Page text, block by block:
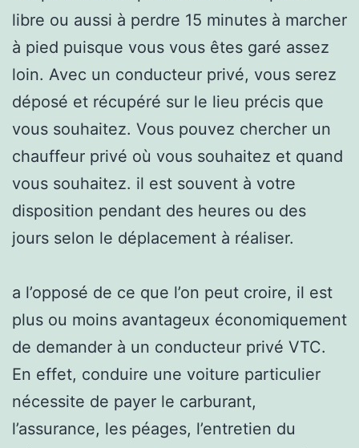
libre ou aussi à perdre 15 minutes à marcher
à pied puisque vous vous êtes garé assez
loin. Avec un conducteur privé, vous serez
déposé et récupéré sur le lieu précis que
vous souhaitez. Vous pouvez chercher un
chauffeur privé où vous souhaitez et quand
vous souhaitez. il est souvent à votre
disposition pendant des heures ou des
jours selon le déplacement à réaliser.
a l’opposé de ce que l’on peut croire, il est
plus ou moins avantageux économiquement
de demander à un conducteur privé VTC.
En effet, conduire une voiture particulier
nécessite de payer le carburant,
l’assurance, les péages, l’entretien du